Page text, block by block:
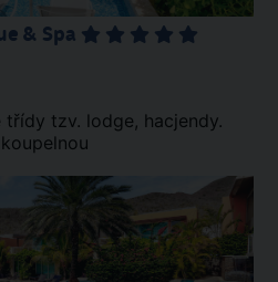
& Spa
tzv. lodge, hacjendy.